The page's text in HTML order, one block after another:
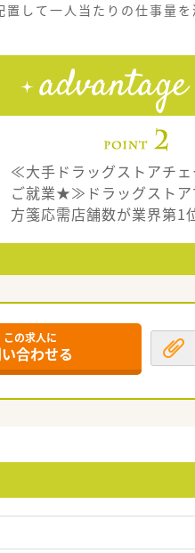
して一人当たりの仕事量を
advantage
≪大手ドラッグストアチェ
ご就業★≫ドラッグストア
方箋応需店舗数が業界第1
この求人に
合わせる